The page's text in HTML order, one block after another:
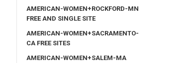
AMERICAN-WOMEN+ROCKFORD-MN
FREE AND SINGLE SITE
AMERICAN-WOMEN+SACRAMENTO-
CA FREE SITES
AMERICAN-WOMEN+SALEM-MA